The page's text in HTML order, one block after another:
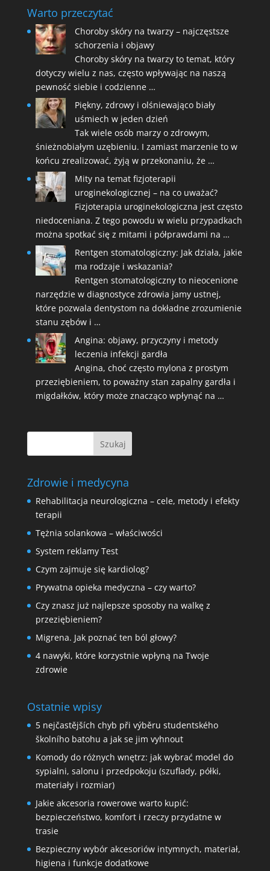
Warto przeczytać
Choroby skóry na twarzy – najczęstsze
schorzenia i objawy
Choroby skóry na twarzy to temat, który
dotyczy wielu z nas, często wpływając na naszą
pewność siebie i codzienne …
Piękny, zdrowy i olśniewająco biały
uśmiech w jeden dzień
Tak wiele osób marzy o zdrowym,
śnieżnobiałym uzębieniu. I zamiast marzenie to w
końcu zrealizować, żyją w przekonaniu, że …
Mity na temat fizjoterapii
uroginekologicznej – na co uważać?
Fizjoterapia uroginekologiczna jest często
niedoceniana. Z tego powodu w wielu przypadkach
można spotkać się z mitami i półprawdami na …
Rentgen stomatologiczny: Jak działa, jakie
ma rodzaje i wskazania?
Rentgen stomatologiczny to nieocenione
narzędzie w diagnostyce zdrowia jamy ustnej,
które pozwala dentystom na dokładne zrozumienie
stanu zębów i …
Angina: objawy, przyczyny i metody
leczenia infekcji gardła
Angina, choć często mylona z prostym
przeziębieniem, to poważny stan zapalny gardła i
migdałków, który może znacząco wpłynąć na …
Zdrowie i medycyna
Rehabilitacja neurologiczna – cele, metody i efekty
terapii
Tężnia solankowa – właściwości
System reklamy Test
Czym zajmuje się kardiolog?
Prywatna opieka medyczna – czy warto?
Czy znasz już najlepsze sposoby na walkę z
przeziębieniem?
Migrena. Jak poznać ten ból głowy?
4 nawyki, które korzystnie wpłyną na Twoje
zdrowie
Ostatnie wpisy
5 nejčastějších chyb při výběru studentského
školního batohu a jak se jim vyhnout
Komody do różnych wnętrz: jak wybrać model do
sypialni, salonu i przedpokoju (szuflady, półki,
materiały i rozmiar)
Jakie akcesoria rowerowe warto kupić:
bezpieczeństwo, komfort i rzeczy przydatne w
trasie
Bezpieczny wybór akcesoriów intymnych, materiał,
higiena i funkcje dodatkowe